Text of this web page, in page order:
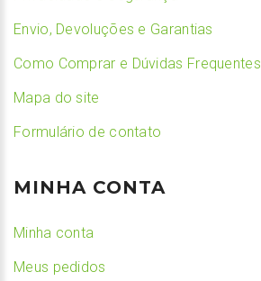
Envio, Devoluções e Garantias
Como Comprar e Dúvidas Frequentes
Mapa do site
Formulário de contato
MINHA CONTA
Minha conta
Meus pedidos